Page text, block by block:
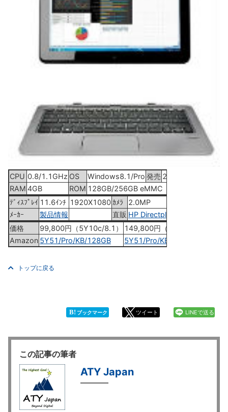
CPU 0.8/1.1GHz OS Windows8.1/Pro 発売 2015年3月中旬
RAM 4GB ROM 128GB/256GB eMMC
ﾃﾞｨｽﾌﾟﾚｲ 11.6ｲﾝﾁ 1920X1080 ｶﾒﾗ
2.0MP
ﾒｰｶｰ
製品情報 直販 HP Directplus
価格
99,800円（5Y10c/8.1）
149,800円（5Y51/Pro）
Amazon 5Y51/Pro/KB/128GB 5Y51/Pro/KB/256GB
トップに戻る
B! ブックマーク ツイート LINEで送る
この記事の筆者
ATY Japan